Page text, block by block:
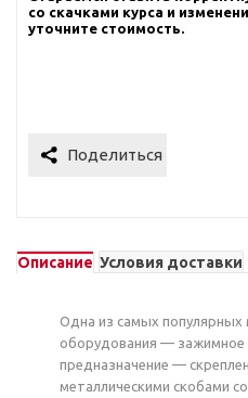
со скачками курса и
уточните стоимость.
Описание Условия доставки
Одна из самых популярных
оборудования — зажимное
предназначение —
металлическими скобами